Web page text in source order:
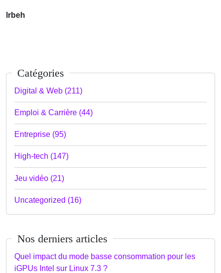
lrbeh
Catégories
Digital & Web (211)
Emploi & Carrière (44)
Entreprise (95)
High-tech (147)
Jeu vidéo (21)
Uncategorized (16)
Nos derniers articles
Quel impact du mode basse consommation pour les
iGPUs Intel sur Linux 7.3 ?